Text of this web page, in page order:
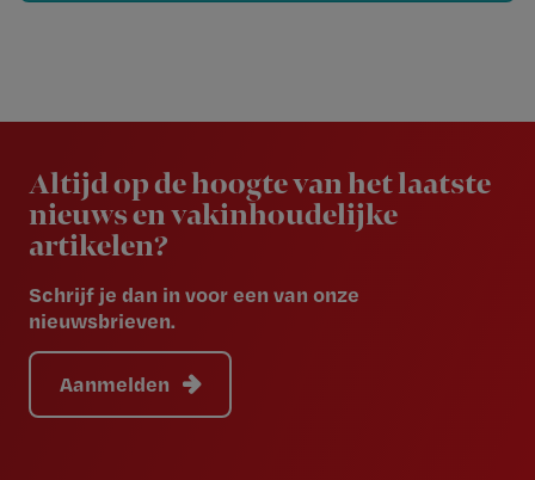
Altijd op de hoogte van het laatste
nieuws en vakinhoudelijke
artikelen?
Schrijf je dan in voor een van onze
nieuwsbrieven.
Aanmelden